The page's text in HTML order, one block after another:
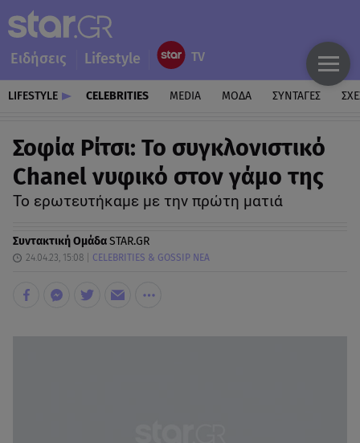
Ειδήσεις Lifestyle
LIFESTYLE CELEBRITIES MEDIA ΜΟΔΑ ΣΥΝΤΑΓΕΣ
Σοφία Ρίτσι: Το συγκλονιστικό
Chanel νυφικό στον γάμο της
Το ερωτευτήκαμε με την πρώτη ματιά
Συντακτική ΟμάδαSTAR.GR
24.04.23, 15:08 CELEBRITIES & GOSSIP ΝΕΑ